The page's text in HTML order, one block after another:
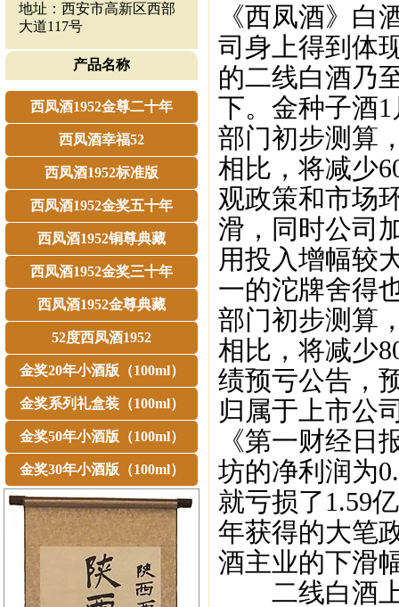
地址：西安市高新区西部
大道117号
产品名称
西凤酒1952金尊二十年
西凤酒幸福52
西凤酒1952标准版
西凤酒1952金奖五十年
西凤酒1952铜尊典藏
西凤酒1952金奖三十年
西凤酒1952金尊典藏
52度西凤酒1952
金奖20年小酒版（100ml）
金奖系列礼盒装（100ml）
金奖50年小酒版（100ml）
金奖30年小酒版（100ml）
《西凤酒》白
司身上得到体
的二线白酒乃
下。金种子酒
部门初步测算
相比，将减少
观政策和市场
滑，同时公司
用投入增幅较
一的沱牌舍得
部门初步测算
相比，将减少
绩预亏公告，
归属于上市公
《第一财经日
坊的净利润为
就亏损了1.59
年获得的大笔
酒主业的下滑
二线白酒上